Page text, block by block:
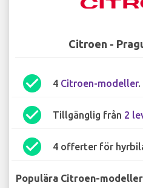
Citroen -
check_circle 4 Citroen-modeller.
check_circle Tillgänglig från 2
check_circle 4 offerter för
Populära Citroen-